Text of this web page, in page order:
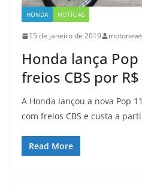
HONDA NOTÍCIAS
15 de janeiro de 2019
Honda lança
freios CBS por
A Honda lançou a nova Pop
com freios CBS e custa a
Read More